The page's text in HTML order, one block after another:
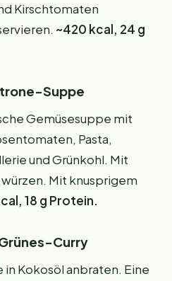
Kirschtomaten
~420 kcal, 24 g
Suppe
Gemüsesuppe mit
Pasta,
und Grünkohl. Mit
Mit knusprigem
18 g Protein.
Curry
Kokosöl anbraten. Eine